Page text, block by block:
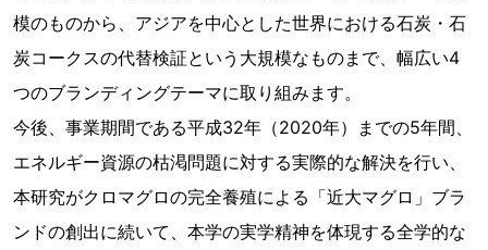
模のものから、アジアを中心とした世界における石炭・石
炭コークスの代替検証という大規模なものまで、幅広い4
つのブランディングテーマに取り組みます。
今後、事業期間である平成32年（2020年）までの5年間、
エネルギー資源の枯渇問題に対する実際的な解決を行い、
本研究がクロマグロの完全養殖による「近大マグロ」ブラ
ンドの創出に続いて、本学の実学精神を体現する全学的な